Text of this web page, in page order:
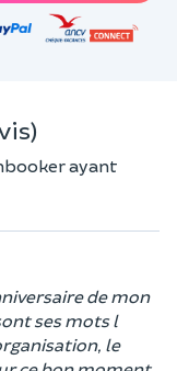
ayant
de mon
ses mots l
le